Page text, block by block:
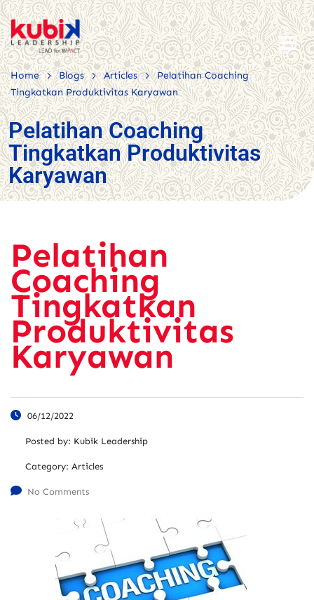
Home > Blogs > Articles >
Pelatihan Coaching
Tingkatkan Produktivitas Karyawan
Pelatihan Coaching
Tingkatkan Produktivitas
Karyawan
Pelatihan
Coaching
Tingkatkan
Produktivitas
Karyawan
06/12/2022
Posted by: Kubik Leadership
Category: Articles
No Comments